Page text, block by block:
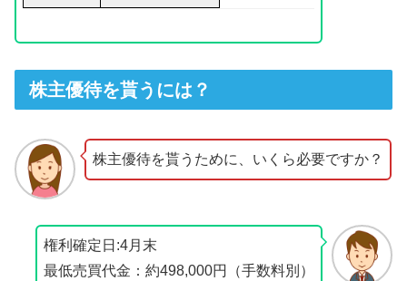
株主優待を貰うには？
株主優待を貰うために、いくら必要ですか？
権利確定日:4月末
最低売買代金：約498,000円（手数料別）